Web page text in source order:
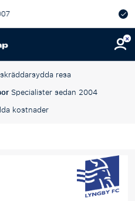
garanterade
resa
Specialister sedan 2004
kostnader